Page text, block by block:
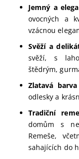
Jemný a
ovocných a
vzácnou
Svěží a
svěží, s
štědrým,
Zlatavá barva
odlesky a
Tradiční
domům s
Remeše,
sahajících do